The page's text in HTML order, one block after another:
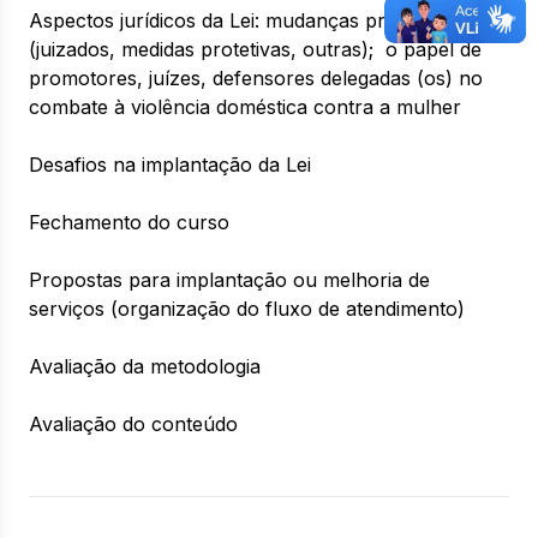
Aspectos jurídicos da Lei: mudanças previstas na Lei
(juizados, medidas protetivas, outras); o papel de
promotores, juízes, defensores delegadas (os) no
combate à violência doméstica contra a mulher
Desafios na implantação da Lei
Fechamento do curso
Propostas para implantação ou melhoria de
serviços (organização do fluxo de atendimento)
Avaliação da metodologia
Avaliação do conteúdo